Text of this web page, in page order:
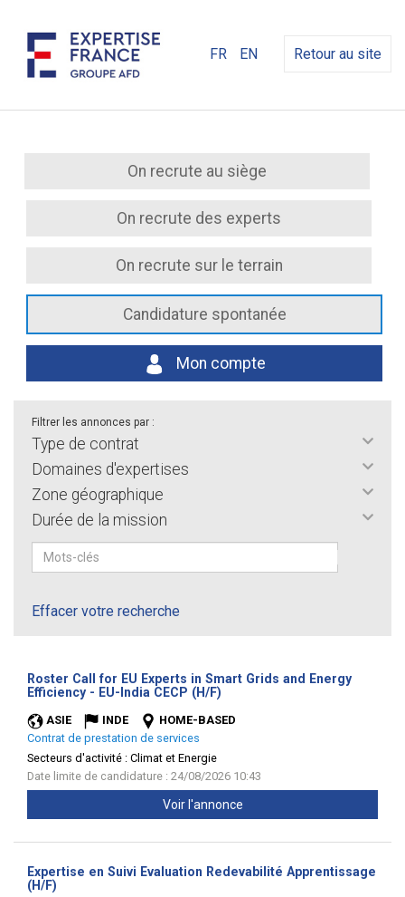
FR EN Retour au site
On recrute au siège
On recrute des experts
On recrute sur le terrain
Candidature spontanée
Mon compte
Filtrer les annonces par :
Type de contrat
Domaines d'expertises
Zone géographique
Durée de la mission
Effacer votre recherche
Roster Call for EU Experts in Smart Grids and Energy
Efficiency - EU-India CECP (H/F)
ASIE INDE
HOME-BASED
Contrat de prestation de services
Secteurs d'activité : Climat et Energie
Date limite de candidature : 24/08/2026 10:43
Voir l'annonce
Expertise en Suivi Evaluation Redevabilité Apprentissage
(H/F)